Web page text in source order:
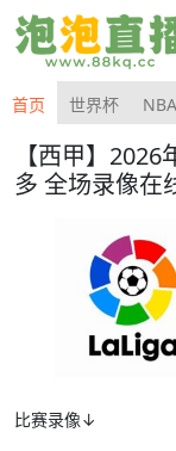
首页 世界杯 NBA
【西甲】
多 全场录像在
比赛录像↓